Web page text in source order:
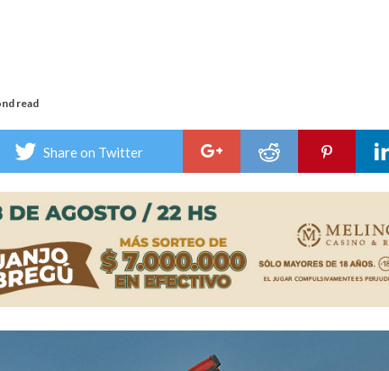
advierte por tormentas fuertes y ráfagas que podrían superar los 80 km/h
el campeón juvenil de malambo de Los Quirquinchos
con la licitación de cinco nuevas cuadras
read
Share on Twitter